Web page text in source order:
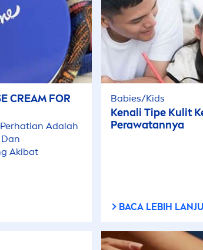
CREAM FOR
Adalah
Akibat
Babies/Kids
Kenali Tipe Kulit
Perawatannya
BACA LEBIH